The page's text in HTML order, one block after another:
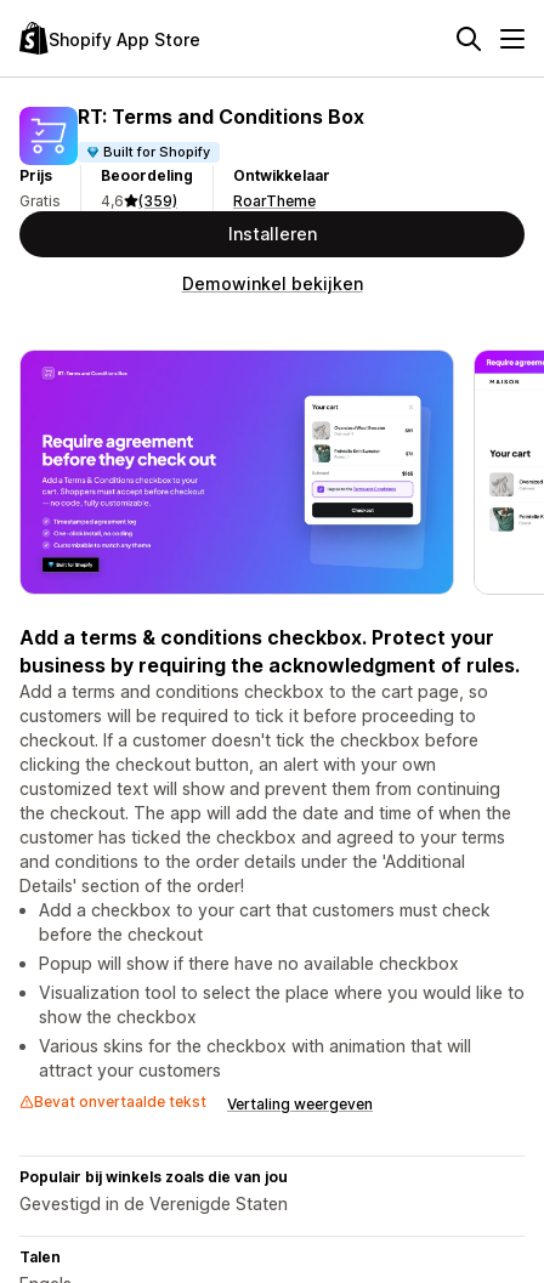
Shopify App Store
RT: Terms and Conditions Box
Built for Shopify
Prijs
Gratis
Beoordeling
4,6
(359)
Ontwikkelaar
RoarTheme
Installeren
Demowinkel bekijken
Add a terms & conditions checkbox. Protect your
business by requiring the acknowledgment of rules.
Add a terms and conditions checkbox to the cart page, so
customers will be required to tick it before proceeding to
checkout. If a customer doesn't tick the checkbox before
clicking the checkout button, an alert with your own
customized text will show and prevent them from continuing
the checkout. The app will add the date and time of when the
customer has ticked the checkbox and agreed to your terms
and conditions to the order details under the 'Additional
Details' section of the order!
Add a checkbox to your cart that customers must check
before the checkout
Popup will show if there have no available checkbox
Visualization tool to select the place where you would like to
show the checkbox
Various skins for the checkbox with animation that will
attract your customers
Bevat onvertaalde tekst Vertaling weergeven
Populair bij winkels zoals die van jou
Gevestigd in de Verenigde Staten
Talen